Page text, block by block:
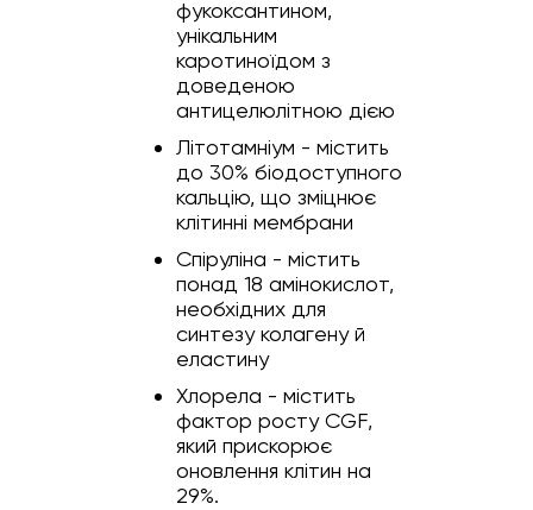
фукоксантином,
унікальним
каротиноїдом з
доведеною
антицелюлітною дією
Літотамніум - містить
до 30% біодоступного
кальцію, що зміцнює
клітинні мембрани
Спіруліна - містить
понад 18 амінокислот,
необхідних для
синтезу колагену й
еластину
Хлорела - містить
фактор росту CGF,
який прискорює
оновлення клітин на
29%.